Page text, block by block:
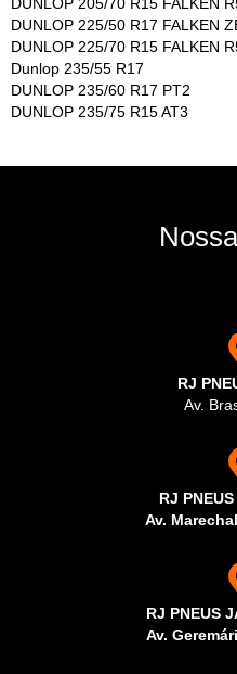
DUNLOP 205/70 R15 FALKEN
DUNLOP 225/50 R17 FALKEN
DUNLOP 225/70 R15 FALKEN
Dunlop 235/55 R17
DUNLOP 235/60 R17 PT2
DUNLOP 235/75 R15 AT3
RJ
Av.
RJ
Av.
RJ PNEUS
Av.